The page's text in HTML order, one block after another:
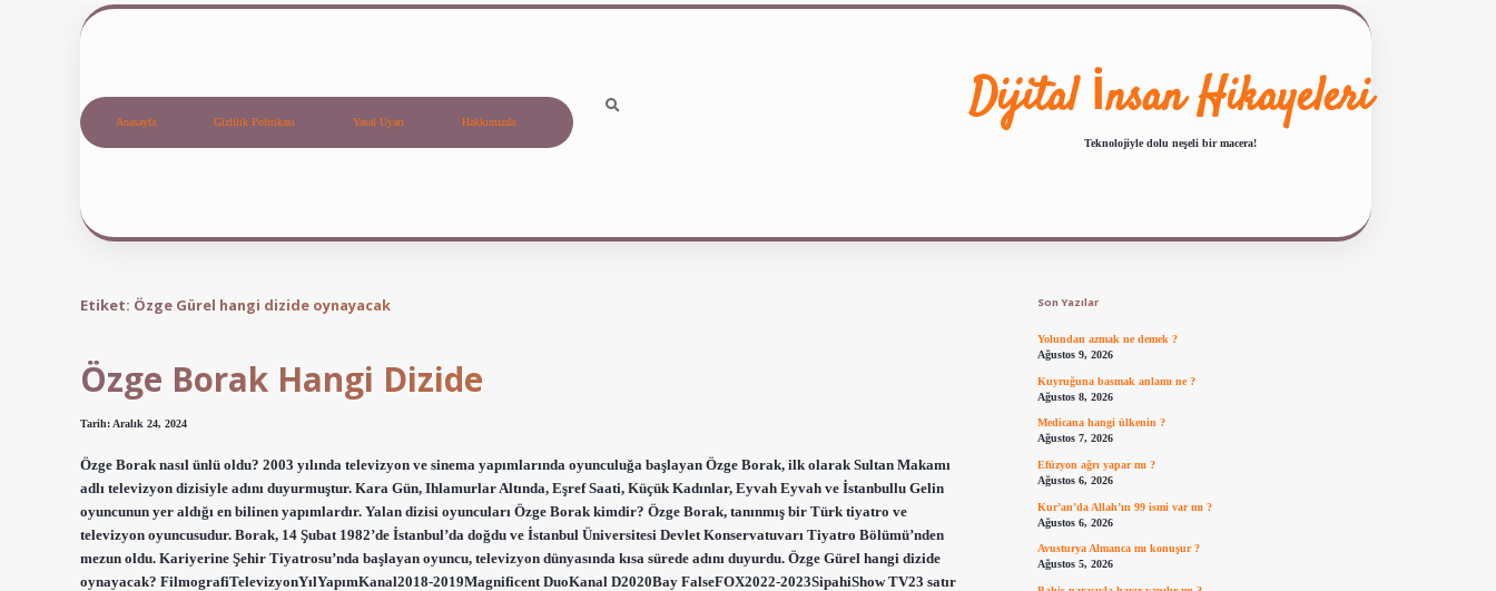
Anasayfa Gizlilik Politikası Yasal Uyarı Hakkımızda Dijital İnsan Hikayeleri
Teknolojiyle dolu neşeli bir macera!
Etiket: Özge Gürel hangi dizide oynayacak
Özge Borak Hangi Dizide
Tarih: Aralık 24, 2024
Özge Borak nasıl ünlü oldu? 2003 yılında televizyon ve sinema yapımlarında oyunculuğa başlayan Özge Borak, ilk olarak Sultan Makamı
adlı televizyon dizisiyle adını duyurmuştur. Kara Gün, Ihlamurlar Altında, Eşref Saati, Küçük Kadınlar, Eyvah Eyvah ve İstanbullu Gelin
oyuncunun yer aldığı en bilinen yapımlardır. Yalan dizisi oyuncuları Özge Borak kimdir? Özge Borak, tanınmış bir Türk tiyatro ve
televizyon oyuncusudur. Borak, 14 Şubat 1982’de İstanbul’da doğdu ve İstanbul Üniversitesi Devlet Konservatuvarı Tiyatro Bölümü’nden
mezun oldu. Kariyerine Şehir Tiyatrosu’nda başlayan oyuncu, televizyon dünyasında kısa sürede adını duyurdu. Özge Gürel hangi dizide
oynayacak? FilmografiTelevizyonYılYapımKanal2018-2019Magnificent DuoKanal D2020Bay FalseFOX2022-2023SipahiShow TV23 satır
Son Yazılar
Yolundan azmak ne demek ?
Ağustos 9, 2026
Kuyruğuna basmak anlamı ne ?
Ağustos 8, 2026
Medicana hangi ülkenin ?
Ağustos 7, 2026
Efüzyon ağrı yapar mı ?
Ağustos 6, 2026
Kur’an’da Allah’ın 99 ismi var mı ?
Ağustos 6, 2026
Avusturya Almanca mı konuşur ?
Ağustos 5, 2026